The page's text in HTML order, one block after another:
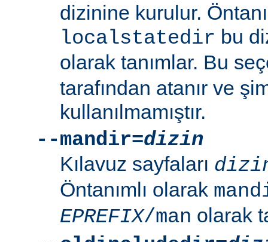
dizinine kurulur.
localstatedir bu
olarak tanımlar. Bu
tarafından atanır ve
kullanılmamıştır.
--mandir=dizin
Kılavuz sayfaları
Öntanımlı olarak
EPREFIX/man olarak